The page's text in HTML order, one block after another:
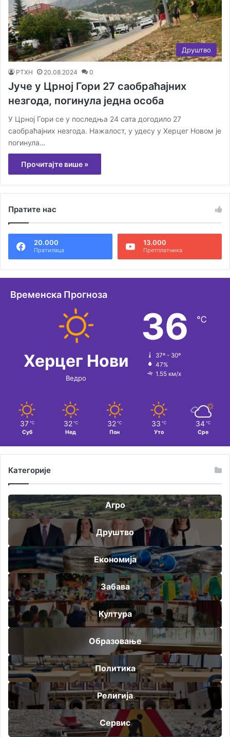
Друштво
РТХН 20.08.2024 0
Јуче у Црној Гори 27 саобраћајних
незгода, погинула једна особа
У Црној Гори се у последња 24 сата догодило 27
саобраћајних незгода. Нажалост, у удесу у Херцег Новом је
погинула…
Прочитајте више »
Пратите нас
20.000
Пратилаца
13.000
Претплатника
Временска Прогноза
Херцег Нови
Ведро
36 ℃
37º - 30º
47%
1.55 км/х
37 ℃
Суб
32 ℃
Нед
32 ℃
Пон
33 ℃
Уто
34 ℃
Сре
Категорије
Агро
Друштво
Економија
Забава
Култура
Образовање
Политика
Религија
Сервис